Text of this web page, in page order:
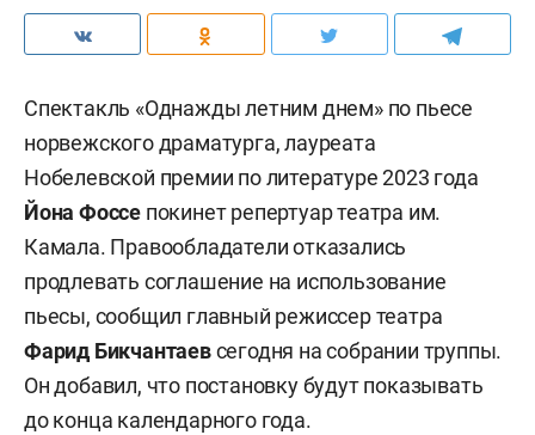
Спектакль «Однажды летним днем» по пьесе
норвежского драматурга, лауреата
Нобелевской премии по литературе 2023 года
Йона Фоссе покинет репертуар театра им.
Камала. Правообладатели отказались
продлевать соглашение на использование
пьесы, сообщил главный режиссер театра
Фарид Бикчантаевсегодня на собрании труппы.
Он добавил, что постановку будут показывать
до конца календарного года.